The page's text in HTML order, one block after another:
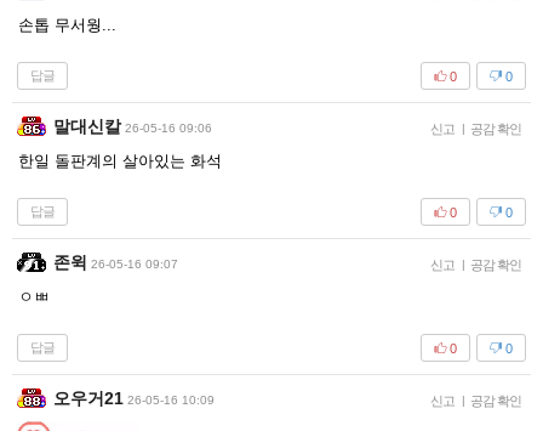
손톱 무서웡...
답글 0
0
말대신칼 26-05-16 09:06 신고 | 공감 확인
한일 돌판계의 살아있는 화석
답글 0
0
존윅 26-05-16 09:07 신고 | 공감 확인
ㅇㅃ
답글 0
0
오우거21 26-05-16 10:09 신고 | 공감 확인